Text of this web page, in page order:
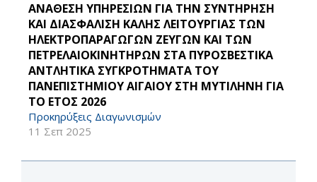
ΑΝΑΘΕΣΗ ΥΠΗΡΕΣΙΩΝ ΓΙΑ ΤΗΝ ΣΥΝΤΗΡΗΣΗ
ΚΑΙ ΔΙΑΣΦΑΛΙΣΗ ΚΑΛΗΣ ΛΕΙΤΟΥΡΓΙΑΣ ΤΩΝ
ΗΛΕΚΤΡΟΠΑΡΑΓΩΓΩΝ ΖΕΥΓΩΝ ΚΑΙ ΤΩΝ
ΠΕΤΡΕΛΑΙΟΚΙΝΗΤΗΡΩΝ ΣΤΑ ΠΥΡΟΣΒΕΣΤΙΚΑ
ΑΝΤΛΗΤΙΚΑ ΣΥΓΚΡΟΤΗΜΑΤΑ ΤΟΥ
ΠΑΝΕΠΙΣΤΗΜΙΟΥ ΑΙΓΑΙΟΥ ΣΤΗ ΜΥΤΙΛΗΝΗ ΓΙΑ
ΤΟ ΕΤΟΣ 2026
Προκηρύξεις Διαγωνισμών
11 Σεπ 2025